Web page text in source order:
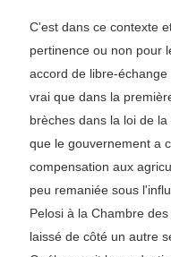
C'est dans ce contexte
pertinence ou non pour
accord de libre-
vrai que dans la
brèches dans la loi de
que le gouvernement a
compensation aux
peu remaniée sous
Pelosi à la Chambre
laissé de côté un autre